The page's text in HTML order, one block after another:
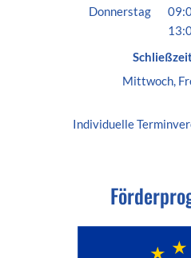
Donnerstag
Mittwoch,
Individuelle